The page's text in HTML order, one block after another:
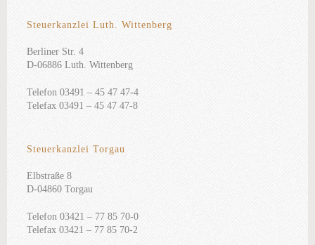
Steuerkanzlei Luth. Wittenberg
Berliner Str. 4
D-06886 Luth. Wittenberg
Telefon 03491 – 45 47 47-4
Telefax 03491 – 45 47 47-8
Steuerkanzlei Torgau
Elbstraße 8
D-04860 Torgau
Telefon 03421 – 77 85 70-0
Telefax 03421 – 77 85 70-2